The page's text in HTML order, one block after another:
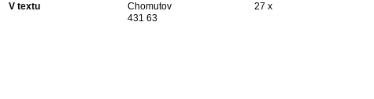
V textu
Chomutov
431 63
27 x